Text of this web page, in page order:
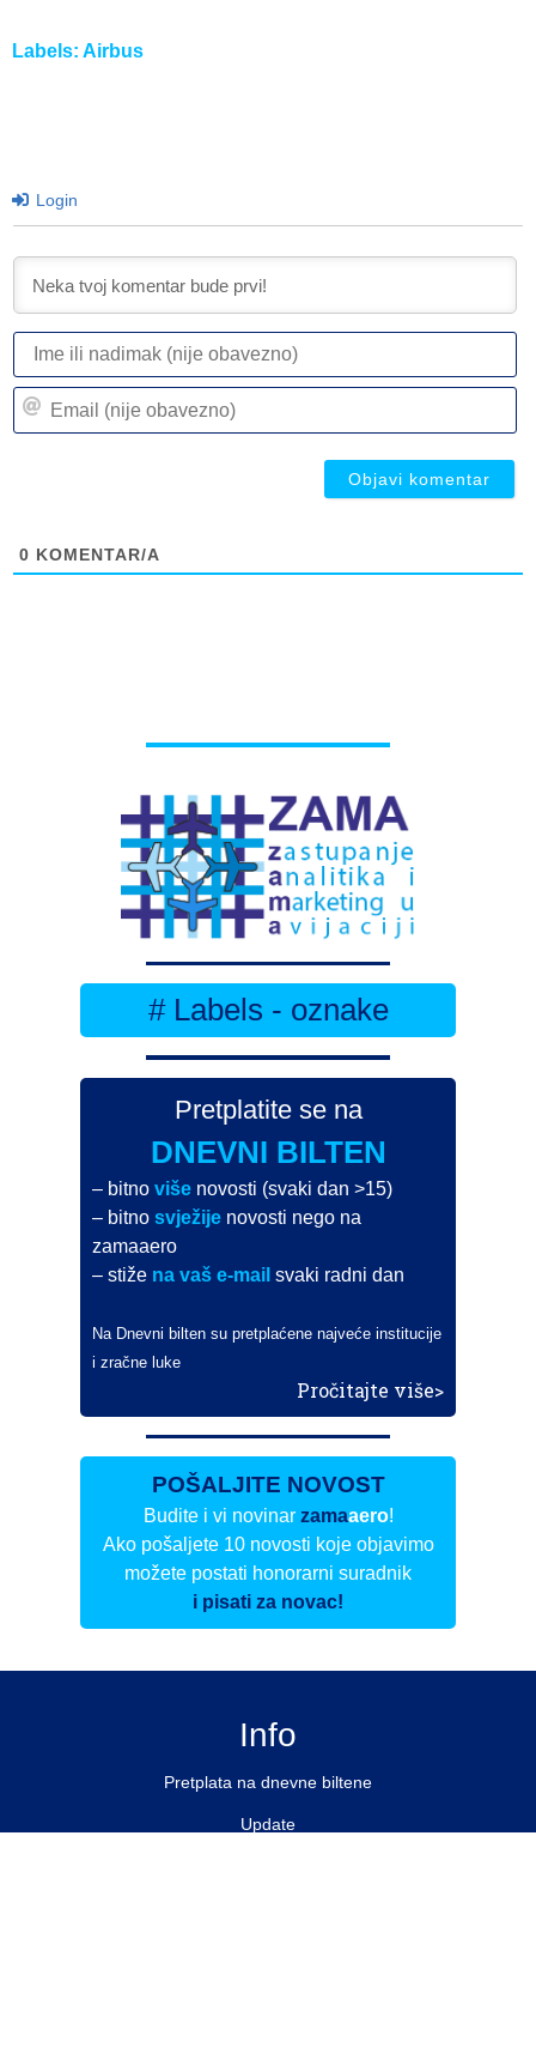
Labels: Airbus
Login
0 KOMENTAR/A
# Labels - oznake
Pretplatite se na
DNEVNI BILTEN
– bitnoviše novosti (svaki dan >15)
– bitnosvježije novosti nego na
zamaaero
– stiže na vaš e-mail svaki radni dan
Na Dnevni bilten su pretplaćene najveće institucije
i zračne luke
Pročitajte više>
POŠALJITE NOVOST
Budite i vi novinar zamaaero!
Ako pošaljete 10 novosti koje objavimo
možete postati honorarni suradnik
i pisati za novac!
Info
Pretplata na dnevne biltene
Update